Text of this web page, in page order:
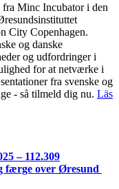
Minc Incubator i den
City Copenhagen.
og danske
og udfordringer i
for at netværke i
fra svenske og
- så tilmeld dig nu. Läs
– 112.309
færge over Øresund